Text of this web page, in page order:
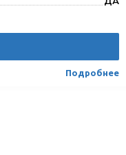
Да
Подробнее